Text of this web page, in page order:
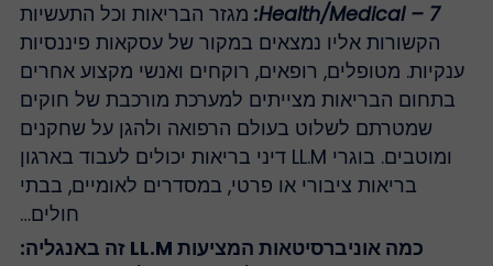
מגזר הבריאות וכל התעשיות
הקשורות אליו נמצאים במקור של עסקאות פיננסיות
ענקיות. מטופלים, רופאים, רוקחים ואנשי מקצוע אחרים
בתחום הבריאות מצייתים למערכת מורכבת של חוקים
שמטרתם לשלוט בעולם הרפואה ולהגן על שחקנים
ומוטבים. בוגרי LL.M דיני בריאות יכולים לעבוד בארגון
בריאות ציבורי או פרטי, במסדרים לאומיים, בבתי
חולים…
כמה אוניברסיטאות המציעות LL.M זה באנגליה: